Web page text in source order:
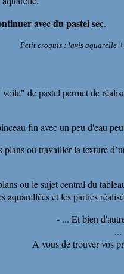
avec du pastel sec.
Petit croquis : lavis aquarelle
de pastel permet de
fin avec un peu d'eau
ou travailler la texture
ou le sujet central du
et les parties
- ... Et bien
...
A vous de trouver vos